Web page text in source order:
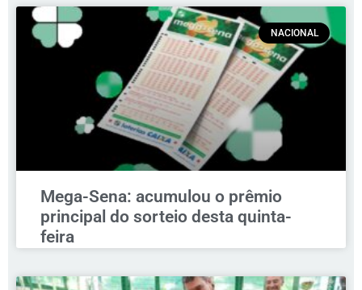
NACIONAL
Mega-Sena: acumulou o prêmio
principal do sorteio desta quinta-
feira